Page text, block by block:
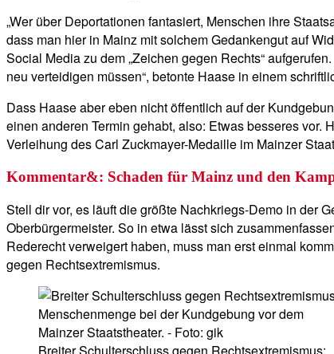
„Wer über Deportationen fantasiert, Menschen ihre
dass man hier in Mainz mit solchem Gedankengut auf
Social Media zu dem „Zeichen gegen Rechts“
neu verteidigen müssen“, betonte Haase in einem
Dass Haase aber eben nicht öffentlich auf der
einen anderen Termin gehabt, also: Etwas besseres
Verleihung des Carl Zuckmayer-Medaille im Mainzer
Kommentar&: Schaden für Mainz und den
Stell dir vor, es läuft die größte Nachkriegs-Demo in der
Oberbürgermeister. So in etwa lässt sich
Rederecht verweigert haben, muss man erst einmal
gegen Rechtsextremismus.